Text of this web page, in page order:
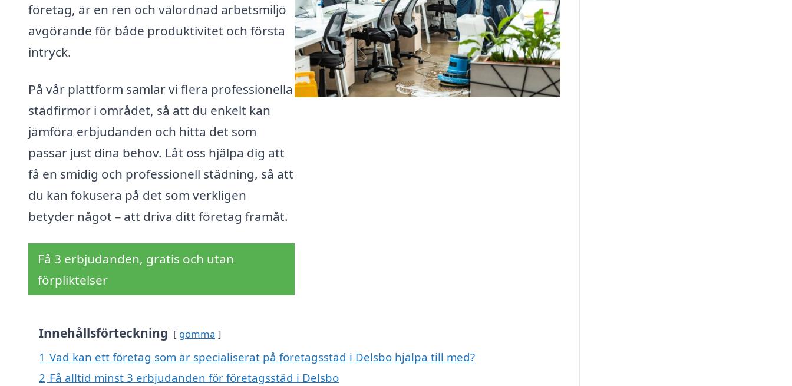
företag, är en ren och välordnad arbetsmiljö
avgörande för både produktivitet och första
intryck.
På vår plattform samlar vi flera professionella
städfirmor i området, så att du enkelt kan
jämföra erbjudanden och hitta det som
passar just dina behov. Låt oss hjälpa dig att
få en smidig och professionell städning, så att
du kan fokusera på det som verkligen
betyder något – att driva ditt företag framåt.
Få 3 erbjudanden, gratis och utan
förpliktelser
Innehållsförteckning gömma
1 Vad kan ett företag som är specialiserat på företagsstäd i Delsbo hjälpa till med?
2 Få alltid minst 3 erbjudanden för företagsstäd i Delsbo